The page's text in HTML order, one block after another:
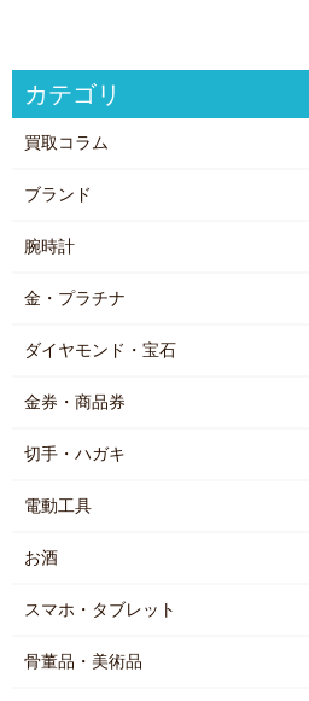
カテゴリ
買取コラム
ブランド
腕時計
金・プラチナ
ダイヤモンド・宝石
金券・商品券
切手・ハガキ
電動工具
お酒
スマホ・タブレット
骨董品・美術品